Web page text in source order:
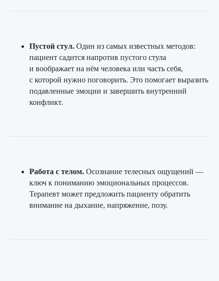
Пустой стул. Один из самых известных методов:
пациент садится напротив пустого стула
и воображает на нём человека или часть себя,
с которой нужно поговорить. Это помогает выразить
подавленные эмоции и завершить внутренний
конфликт.
Работа с телом. Осознание телесных ощущений —
ключ к пониманию эмоциональных процессов.
Терапевт может предложить пациенту обратить
внимание на дыхание, напряжение, позу.
на консультацию в удобное
время
Сделайте первый шаг к гармонии
уже сегодня — запишитесь онлайн,